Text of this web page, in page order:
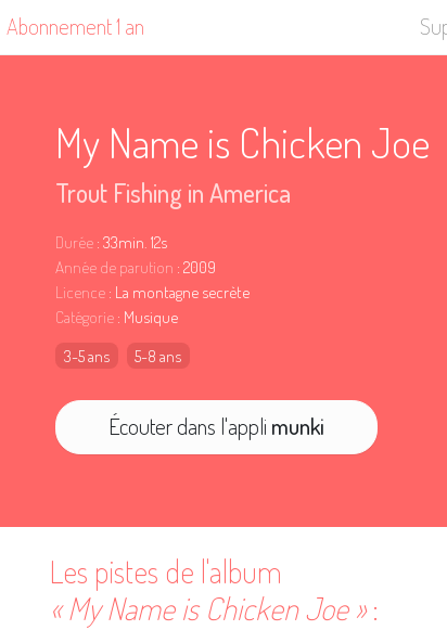
Abonnement 1 an
My Name is Chicken Joe
Trout Fishing in America
Durée : 33min. 12s
Année de parution : 2009
Licence : La montagne secrète
Catégorie : Musique
3-5 ans
5-8 ans
Écouter dans l'appli munki
Les pistes de l'album
« My Name is Chicken Joe »: